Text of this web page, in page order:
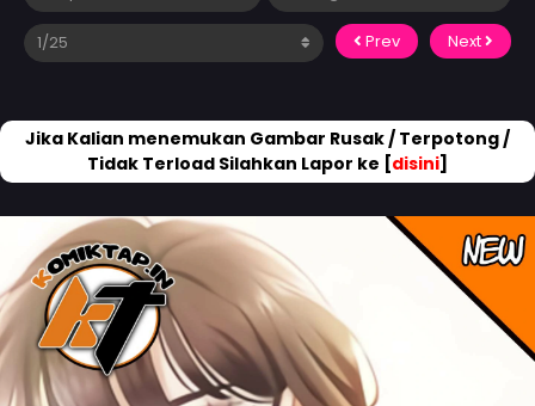
Prev Next
Jika Kalian menemukan Gambar Rusak / Terpotong /
Tidak Terload Silahkan Lapor ke [disini]